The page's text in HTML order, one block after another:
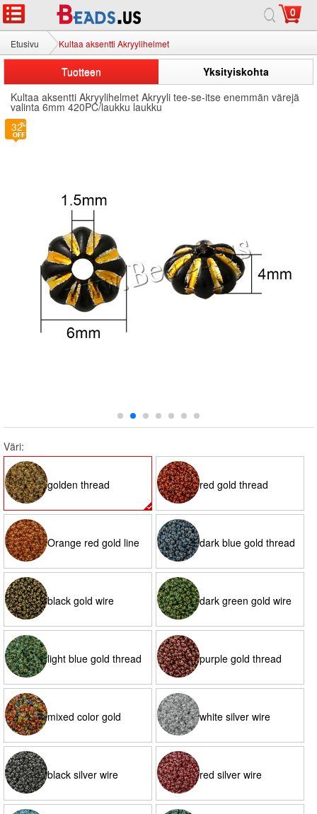
0
Etusivu Kultaa aksentti Akryylihelmet
Tuotteen
Yksityiskohta
Kultaa aksentti Akryylihelmet Akryyli tee-se-itse enemmän värejä
valinta 6mm 420PC/laukku laukku
Väri:
golden thread red gold thread
Orange red gold line dark blue gold thread
black gold wire dark green gold wire
light blue gold thread purple gold thread
mixed color gold
thread
white silver wire
black silver wire red silver wire